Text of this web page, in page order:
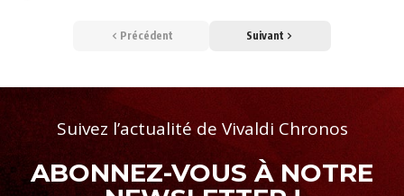
Précédent Suivant
Suivez l’actualité de Vivaldi Chronos
ABONNEZ-VOUS À NOTRE